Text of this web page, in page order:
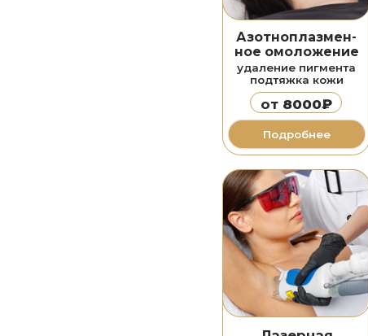
Подробнее
500₽
александритовым
и диодным лазером
Лазерная
эпиляция